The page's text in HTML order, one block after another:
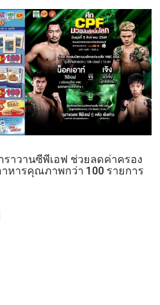
ราวานซีพีเอฟ ช่วยลดค่าครอง
หารคุณภาพกว่า 100 รายการ